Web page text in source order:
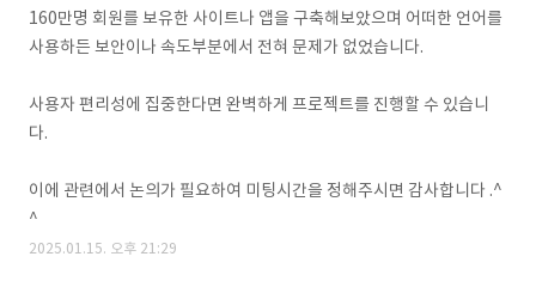
160만명 회원를 보유한 사이트나 앱을 구축해보았으며 어떠한 언어를
사용하든 보안이나 속도부분에서 전혀 문제가 없었습니다.
사용자 편리성에 집중한다면 완벽하게 프로젝트를 진행할 수 있습니
다.
이에 관련에서 논의가 필요하여 미팅시간을 정해주시면 감사합니다 .^
^
2025.01.15. 오후 21:29